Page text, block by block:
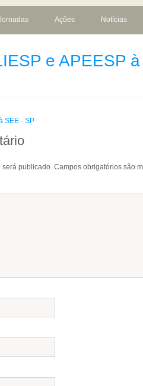
Ações Notícias
e APEESP
SEE - SP
será publicado. Campos obrigatórios são